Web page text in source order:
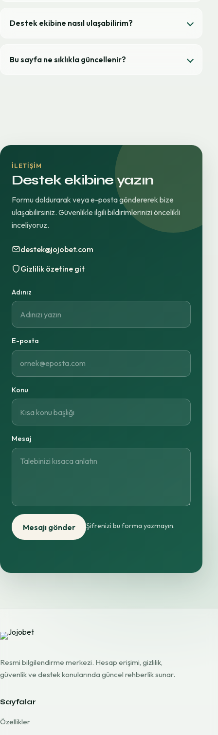
Destek ekibine nasıl ulaşabilirim?
Bu sayfa ne sıklıkla güncellenir?
İLETIŞIM
Destek ekibine yazın
Formu doldurarak veya e-posta göndererek bize
ulaşabilirsiniz. Güvenlikle ilgili bildirimlerinizi öncelikli
inceliyoruz.
destek@jojobet.com
Gizlilik özetine git
Adınız
E-posta
Konu
Mesaj
Mesajı gönder Şifrenizi bu forma yazmayın.
Resmi bilgilendirme merkezi. Hesap erişimi, gizlilik,
güvenlik ve destek konularında güncel rehberlik sunar.
Sayfalar
Özellikler